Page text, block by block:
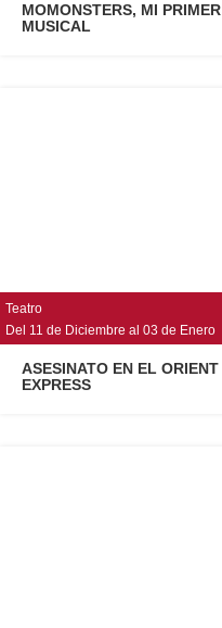
MOMONSTERS, MI PRIMER
MUSICAL
Teatro
Del 11 de Diciembre al 03 de Enero
ASESINATO EN EL ORIENT
EXPRESS